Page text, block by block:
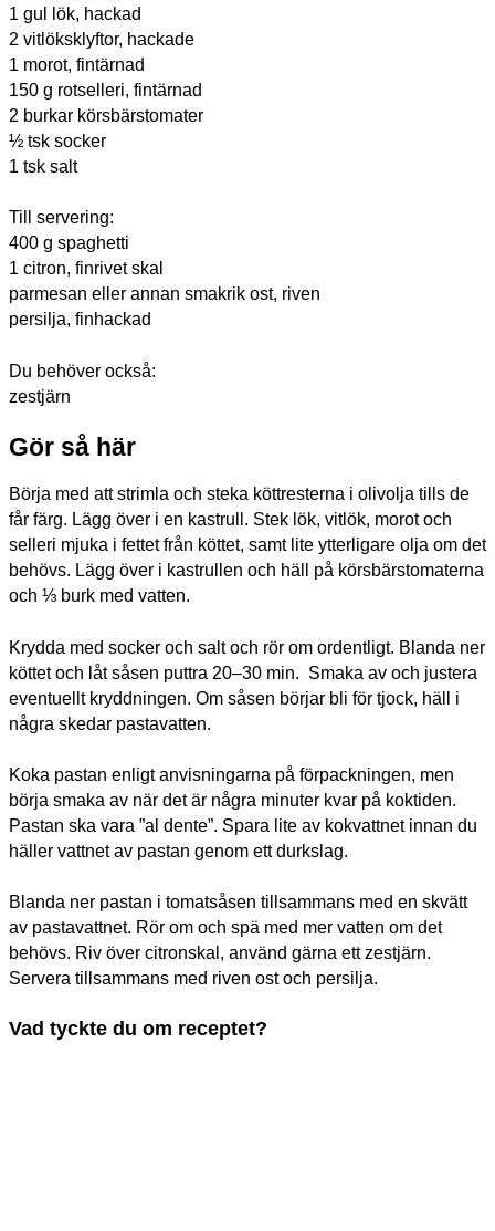
1 gul lök, hackad
2 vitlöksklyftor, hackade
1 morot, fintärnad
150 g rotselleri, fintärnad
2 burkar körsbärstomater
½ tsk socker
1 tsk salt
Till servering:
400 g spaghetti
1 citron, finrivet skal
parmesan eller annan smakrik ost, riven
persilja, finhackad
Du behöver också:
zestjärn
Gör så här
Börja med att strimla och steka köttresterna i olivolja tills de
får färg. Lägg över i en kastrull . Stek lök, vitlök, morot och
selleri mjuka i fettet från köttet, samt lite ytterligare olja om det
behövs. Lägg över i kastrull en och häll på körsbärstomaterna
och ⅓ burk med vatten.
Krydda med socker och salt och rör om ordentligt. Blanda ner
köttet och låt såsen puttra 20–30 min. Smaka av och justera
eventuellt kryddningen. Om såsen börjar bli för tjock, häll i
några skedar pastavatten.
Koka pastan enligt anvisningarna på förpackningen, men
börja smaka av när det är några minuter kvar på koktiden.
Pastan ska vara ”al dente”. Spara lite av kokvattnet innan du
häller vattnetav pastan genom ett durkslag.
Blanda ner pastan i tomatsåsen tillsammans med en skvätt
av pastavattnet. Rör om och spä med mer vatten om det
behövs. Riv över citronskal, använd gärna ett zestjärn.
Servera tillsammans med riven ost och persilja.
Vad tyckte du om receptet?